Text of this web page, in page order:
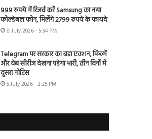
999 रुपये में रिजर्व करें Samsung का नया
फोल्डेबल फोन, मिलेंगे 2799 रुपये के फायदे
8 July 2026 - 5:54 PM
Telegram पर सरकार का बड़ा एक्शन, फिल्में
और वेब सीरीज देखना पड़ेगा भारी, तीन दिनों में
दूसरा नोटिस
5 July 2026 - 2:25 PM